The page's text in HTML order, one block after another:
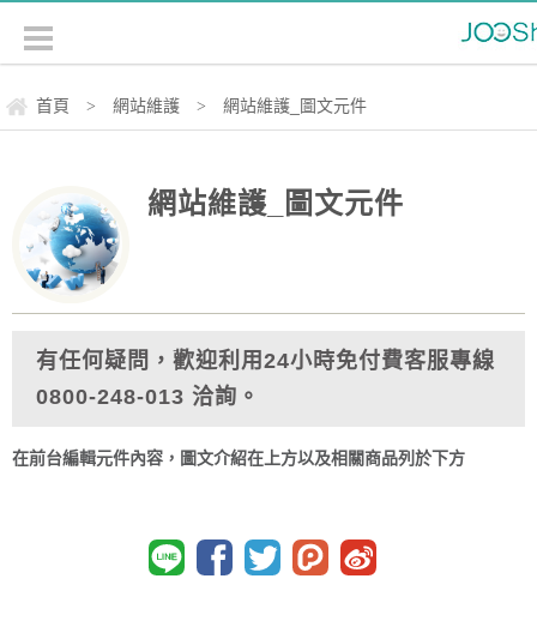
首頁 > 網站維護 > 網站維護_圖文元件
網站維護_圖文元件
有任何疑問，歡迎利用24小時免付費客服專線
0800-248-013 洽詢。
在前台編輯元件內容，圖文介紹在上方以及相關商品列於下方